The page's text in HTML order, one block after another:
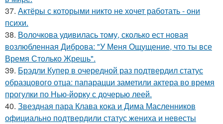
37. Актёры с которыми никто не хочет работать - они
психи.
38. Волочкова удивилась тому, сколько ест новая
возлюбленная Диброва: "У Меня Ощущение, что ты все
Время Столько Жрешь".
39. Брэдли Купер в очередной раз подтвердил статус
образцового отца: папарацци заметили актера во время
прогулки по Нью-йорку с дочерью леей.
40. Звездная пара Клава кока и Дима Масленников
официально подтвердили статус жениха и невесты